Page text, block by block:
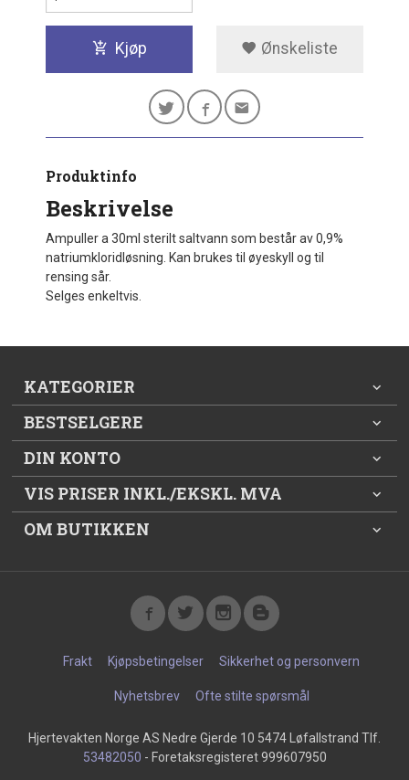
Kjøp Ønskeliste
Produktinfo
Beskrivelse
Ampuller a 30ml sterilt saltvann som består av 0,9%
natriumkloridløsning. Kan brukes til øyeskyll og til
rensing sår.
Selges enkeltvis.
KATEGORIER
BESTSELGERE
DIN KONTO
VIS PRISER INKL./EKSKL. MVA
OM BUTIKKEN
Frakt Kjøpsbetingelser Sikkerhet og personvern
Nyhetsbrev Ofte stilte spørsmål
Hjertevakten Norge AS Nedre Gjerde 10 5474 Løfallstrand Tlf.
53482050 - Foretaksregisteret 999607950